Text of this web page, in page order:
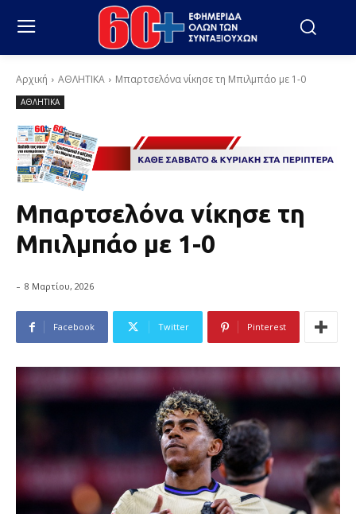
Αρχική ΑΘΛΗΤΙΚΑ Μπαρτσελόνα νίκησε τη Μπιλμπάο με 1-0
ΑΘΛΗΤΙΚΑ
Μπαρτσελόνα νίκησε τη
Μπιλμπάο με 1-0
- 8 Μαρτίου, 2026
Facebook Twitter Pinterest